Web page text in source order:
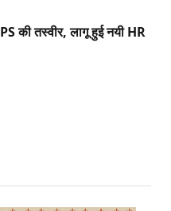
की तस्वीर, लागू हुई नयी HR